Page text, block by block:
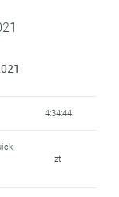
4:34:44
zt